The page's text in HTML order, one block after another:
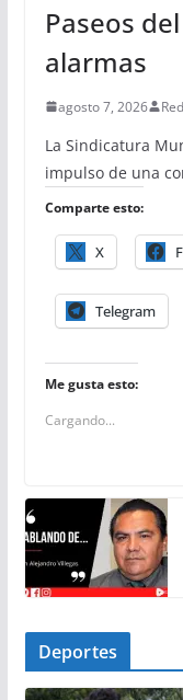
Paseos
alarmas
agosto 7, 2026
La Sindicatura
impulso de una
Comparte esto:
X
Telegram
Me gusta esto:
Cargando...
Deportes